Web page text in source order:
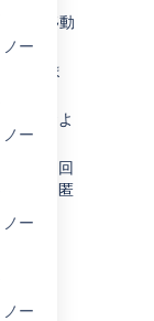
ー
ー
ー
ー
]
に移動
ックしま
名、およ
。
化は初回
、既に匿
す。